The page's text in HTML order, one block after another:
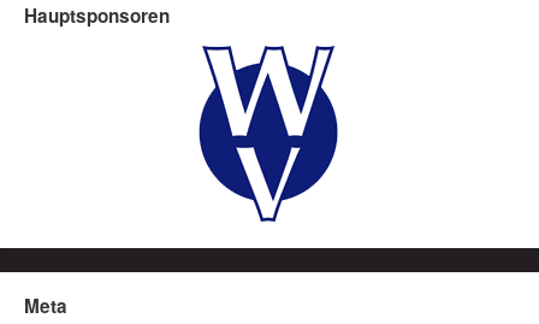
Hauptsponsoren
Meta